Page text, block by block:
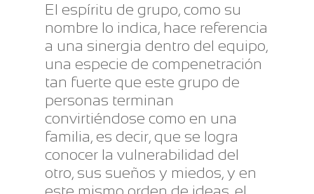
El espíritu de grupo, como su
nombre lo indica, hace referencia
a una sinergia dentro del equipo,
una especie de compenetración
tan fuerte que este grupo de
personas terminan
convirtiéndose como en una
familia, es decir, que se logra
conocer la vulnerabilidad del
otro, sus sueños y miedos, y en